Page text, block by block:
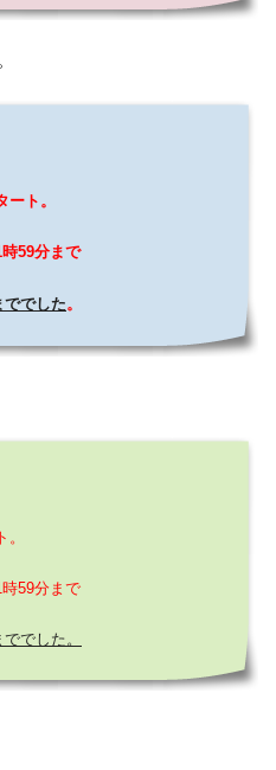
ト。
59分まで
ででした。
59分まで
でした。